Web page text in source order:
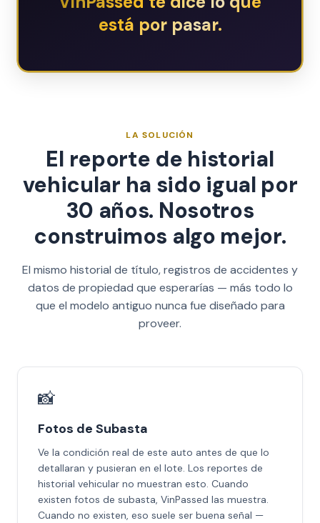
está por pasar.
LA SOLUCIÓN
El reporte de historial
vehicular ha sido igual por
30 años. Nosotros
construimos algo mejor.
El mismo historial de título, registros de accidentes y
datos de propiedad que esperarías — más todo lo
que el modelo antiguo nunca fue diseñado para
proveer.
📸
Fotos de Subasta
Ve la condición real de este auto antes de que lo
detallaran y pusieran en el lote. Los reportes de
historial vehicular no muestran esto. Cuando
existen fotos de subasta, VinPassed las muestra.
Cuando no existen, eso suele ser buena señal —